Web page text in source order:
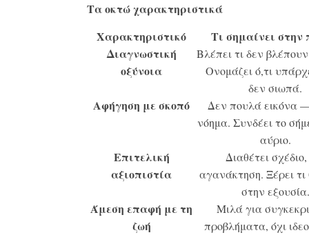
Τα οκτώ χαρακτηριστικά
Χαρακτηριστικό
Τι σημαίνει στην
Διαγνωστική
οξύνοια
Βλέπει τι δεν
Ονομάζει ό,τι
δεν σιωπά.
Αφήγηση με σκοπό
Δεν πουλά εικόνα —
νόημα. Συνδέει το
αύριο.
Επιτελική
αξιοπιστία
Διαθέτει σχέδιο,
αγανάκτηση. Ξέρει τι
στην εξουσία.
Άμεση επαφή με τη
ζωή
Μιλά για
προβλήματα, όχι